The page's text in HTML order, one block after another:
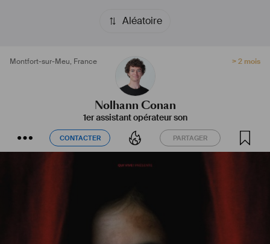
Aléatoire
Montfort-sur-Meu, France > 2 mois
Nolhann Conan
1er assistant opérateur son
CONTACTER PARTAGER
CONTACTER PARTAGER